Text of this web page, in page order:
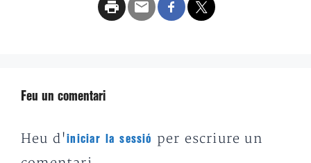
Feu un comentari
Heu d'iniciar la sessió
per escriure un